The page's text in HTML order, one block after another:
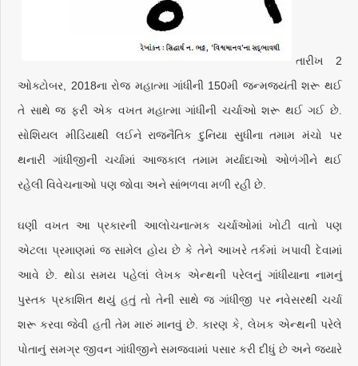
તારીખ 2
ઓક્ટોબર, 2018ના રોજ મહાત્મા ગાંધીની 150મી જન્મજયંતી શરૂ થઈ
તે સાથે જ ફરી એક વખત મહાત્મા ગાંધીની ચર્ચાઓ શરૂ થઈ ગઈ છે.
સોશિયલ મીડિયાથી લઈને રાજનૈતિક દુનિયા સુધીના તમામ મંચો પર
થનારી ગાંધીજીની ચર્ચામાં આજકાલ તમામ મર્યાદાઓ ઓળંગીને થઈ
રહેલી વિવેચનાઓ પણ જોવા અને સાંભળવા મળી રહી છે.
ઘણી વખત આ પ્રકારની આલોચનાત્મક ચર્ચાઓમાં ખોટી વાતો પણ
એટલા પ્રમાણમાં જ સામેલ હોય છે કે તેને આખરે તર્કમાં ખપાવી દેવામાં
આવે છે. થોડા સમય પહેલાં લેખક એન્થની પરેલનું ગાંધીયાના નામનું
પુસ્તક પ્રકાશિત થયું હતું તો તેની સાથે જ ગાંધીજી પર નવેસરથી ચર્ચા
શરૂ કરવા જેવી હતી તેમ મારું માનવું છે. કારણ કે, લેખક એન્થની પરેલે
પોતાનું સમગ્ર જીવન ગાંધીજીને સમજવામાં પસાર કરી દીધું છે અને જ્યારે